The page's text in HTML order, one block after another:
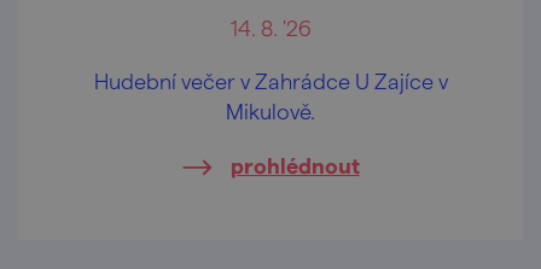
14. 8. '26
Hudební večer v Zahrádce U Zajíce v
Mikulově.
prohlédnout